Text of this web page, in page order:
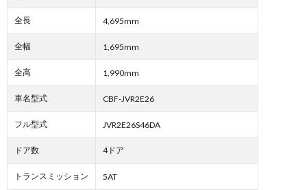
全長 4,695mm
全幅 1,695mm
全高 1,990mm
車名型式 CBF-JVR2E26
フル型式 JVR2E26S46DA
ドア数 4ドア
トランスミッション 5AT